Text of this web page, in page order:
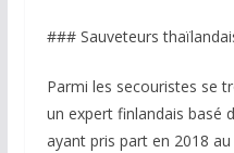
### Sauveteurs
Parmi les secouristes se
un expert finlandais basé
ayant pris part en 2018 au